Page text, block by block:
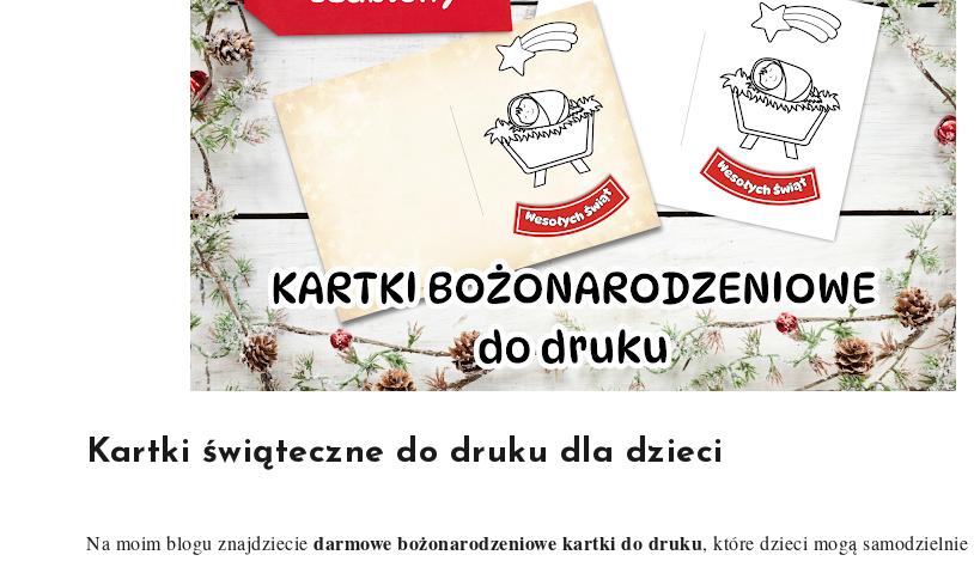
Kartki świąteczne do druku dla dzieci
Na moim blogu znajdziecie darmowe bożonarodzeniowe kartki do druku, które dzieci mogą